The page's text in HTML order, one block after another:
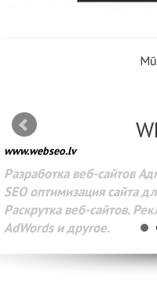
www.webseo.lv
Разработка веб-сайтов
SEO оптимизация сайта
Раскрутка веб-сайтов.
AdWords и другое.